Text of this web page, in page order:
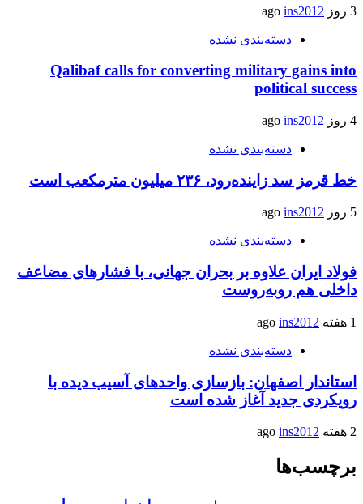
3 روز ago ins2012
دسته‌بندی نشده
Qalibaf calls for converting military gains into
political success
4 روز ago ins2012
دسته‌بندی نشده
خط قرمز سد زاینده‌رود، ۲۳۶ میلیون مترمکعب است
5 روز ago ins2012
دسته‌بندی نشده
فولاد ایران علاوه بر بحران جهانی، با فشارهای مضاعف
داخلی هم روبه‌روست
1 هفته ago ins2012
دسته‌بندی نشده
استاندار اصفهان: بازسازی واحدهای آسیب دیده با
رویکردی جدید آغاز شده است
2 هفته ago ins2012
برچسب‌ها